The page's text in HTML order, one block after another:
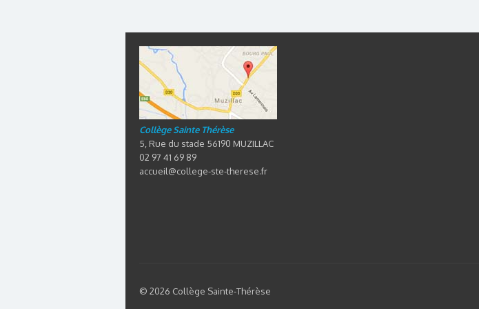
Collège Sainte Thérèse
5, Rue du stade 56190 MUZILLAC
02 97 41 69 89
accueil@college-ste-therese.fr
© 2026 Collège Sainte-Thérèse